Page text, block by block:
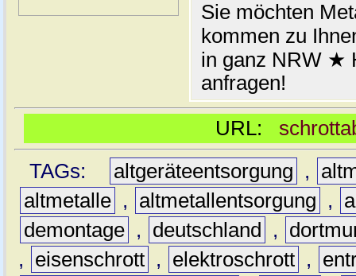
Sie möchten
kommen zu
in ganz NRW ★
anfragen!
URL:
TAGs:
altgeräteentsorgung ,
altmetalle , altmetallentsorgung ,
demontage , deutschland ,
,
eisenschrott , elektroschrott ,